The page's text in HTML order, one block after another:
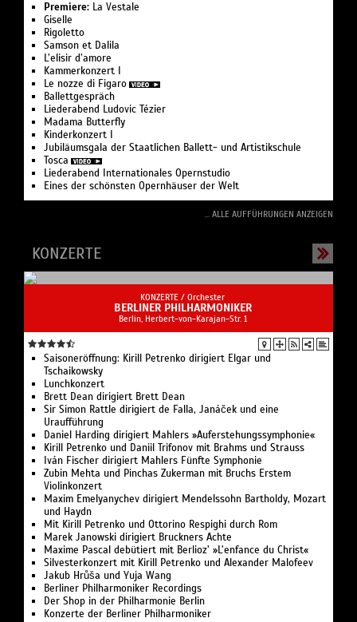
Premiere: La Vestale
Giselle
Rigoletto
Samson et Dalila
L’elisir d’amore
Kam­mer­kon­zert I
Le nozze di Figaro
Ballettgespräch
Liederabend Ludovic Tézier
Madama Butterfly
Kinderkonzert I
Jubiläumsgala der Staatlichen Ballett- und Artistikschule
Tosca
Liederabend Internationales Opernstudio
Eines der schönsten Opernhäuser der Welt
... ALLE AUFFÜHRUNGEN ANZEIGEN
KONZERTE
KONZERTE / Orchester
BERLINER PHILHARMONIKER
Berlin, Herbert-von-Karajan-Str. 1
Saisoneröffnung: Kirill Petrenko dirigiert Elgar und
Tschaikowsky
Lunchkonzert
Brett Dean dirigiert Brett Dean
Sir Simon Rattle dirigiert de Falla, Janáček und eine
Uraufführung
Daniel Harding dirigiert Mahlers »Auferstehungssymphonie«
Kirill Petrenko und Daniil Trifonov mit Brahms und Strauss
Iván Fischer dirigiert Mahlers Fünfte Symphonie
Zubin Mehta und Pinchas Zukerman mit Bruchs Erstem
Violinkonzert
Maxim Emelyanychev dirigiert Mendelssohn Bartholdy, Mozart
und Haydn
Mit Kirill Petrenko und Ottorino Respighi durch Rom
Marek Janowski dirigiert Bruckners Achte
Maxime Pascal debütiert mit Berlioz’ »L’enfance du Christ«
Silvesterkonzert mit Kirill Petrenko und Alexander Malofeev
Jakub Hrůša und Yuja Wang
Berliner Philharmoniker Recordings
Der Shop in der Philharmonie Berlin
Konzerte der Berliner Philharmoniker